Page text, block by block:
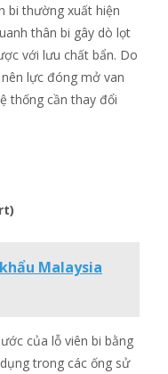
bi thường xuất hiện
thân bi gây dò lọt
với lưu chất bẩn. Do
lực đóng mở van
thống cần thay đổi
Malaysia
của lỗ viên bi bằng
trong các ống sử